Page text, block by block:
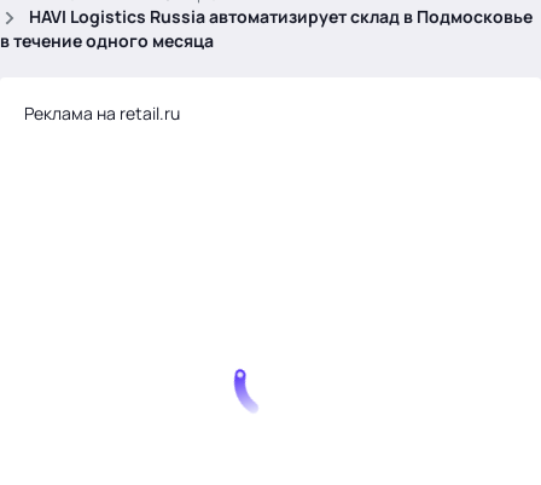
HAVI Logistics Russia автоматизирует склад в Подмосковье
в течение одного месяца
Реклама на retail.ru